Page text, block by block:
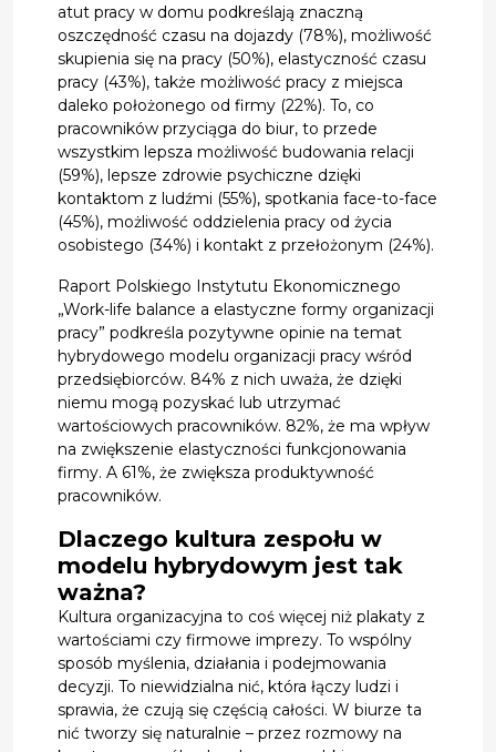
atut pracy w domu podkreślają znaczną
oszczędność czasu na dojazdy (78%), możliwość
skupienia się na pracy (50%), elastyczność czasu
pracy (43%), także możliwość pracy z miejsca
daleko położonego od firmy (22%). To, co
pracowników przyciąga do biur, to przede
wszystkim lepsza możliwość budowania relacji
(59%), lepsze zdrowie psychiczne dzięki
kontaktom z ludźmi (55%), spotkania face-to-face
(45%), możliwość oddzielenia pracy od życia
osobistego (34%) i kontakt z przełożonym (24%).
Raport Polskiego Instytutu Ekonomicznego
„Work-life balance a elastyczne formy organizacji
pracy” podkreśla pozytywne opinie na temat
hybrydowego modelu organizacji pracy wśród
przedsiębiorców. 84% z nich uważa, że dzięki
niemu mogą pozyskać lub utrzymać
wartościowych pracowników. 82%, że ma wpływ
na zwiększenie elastyczności funkcjonowania
firmy. A 61%, że zwiększa produktywność
pracowników.
Dlaczego kultura zespołu w
modelu hybrydowym jest tak
ważna?
Kultura organizacyjna to coś więcej niż plakaty z
wartościami czy firmowe imprezy. To wspólny
sposób myślenia, działania i podejmowania
decyzji. To niewidzialna nić, która łączy ludzi i
sprawia, że czują się częścią całości. W biurze ta
nić tworzy się naturalnie – przez rozmowy na